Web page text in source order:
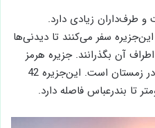
طرف‌داران زیادی دارد.
سفر می‌کنند تا دیدنی‌ها
آن بگذرانند. جزیره هرمز
قطعا مقصد فوق‌العاده‌ای برای سفر در زمستان است. این‌جزیره 42
تا بندرعباس فاصله دارد.